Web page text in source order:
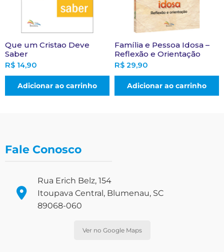
Que um Cristao Deve
Saber
R$ 14,90
Adicionar ao carrinho
Família e Pessoa Idosa –
Reflexão e Orientação
R$ 29,90
Adicionar ao carrinho
Fale Conosco
Rua Erich Belz, 154
Itoupava Central, Blumenau, SC
89068-060
Ver no Google Maps